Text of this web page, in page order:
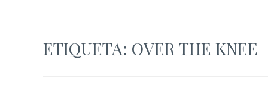
ETIQUETA: OVER THE KNEE